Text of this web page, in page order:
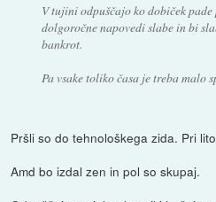
V tujini odpuščajo ko dobiček
dolgoročne napovedi slabe in bi
bankrot.
Pa vsake toliko časa je treba malo
Pršli so do tehnološkega zida. Pri
Amd bo izdal zen in pol so skupaj.